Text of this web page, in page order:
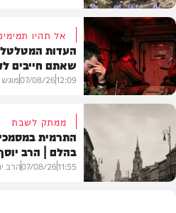
וידאו
דעות
אל תהיו
העדות
שאתם חייבים
12:09
07/08/26
ממתק לשבת
התרמית
בהלם | הרב
11:55
07/08/26הרב